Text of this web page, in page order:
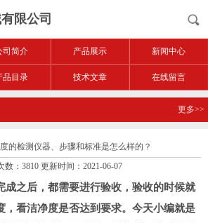
限公司
司简介 产品展示 新闻中心
品目录 技术文章 在线留言
更多>>
的检测仪器、步骤和标准是怎么样的？
数：3810 更新时间：2021-06-07
成之后，都需要进行验收，验收的时候就
，看洁净度是否达到要求。今天小编就是